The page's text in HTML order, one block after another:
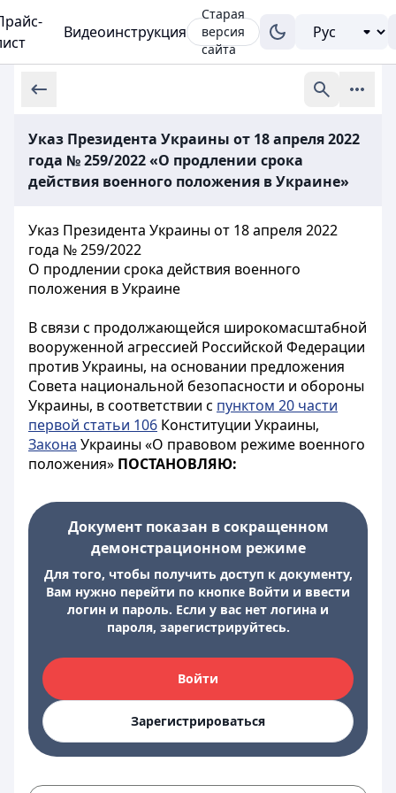
Видеоинструкция
Старая
версия
сайта
Указ Президента Украины от 18 апреля 2022
года № 259/2022 «О продлении срока
действия военного положения в Украине»
Указ Президента Украины от 18 апреля 2022
года № 259/2022
О продлении срока действия военного
положения в Украине
В связи с продолжающейся широкомасштабной
вооруженной агрессией Российской Федерации
против Украины, на основании предложения
Совета национальной безопасности и обороны
Украины, в соответствии с пунктом 20 части
первой статьи 106 Конституции Украины,
Закона Украины «О правовом режиме военного
положения» ПОСТАНОВЛЯЮ:
Документ показан в сокращенном
демонстрационном режиме
Для того, чтобы получить доступ к документу,
Вам нужно перейти по кнопке Войти и ввести
логин и пароль. Если у вас нет логина и
пароля, зарегистрируйтесь.
Войти
Зарегистрироваться